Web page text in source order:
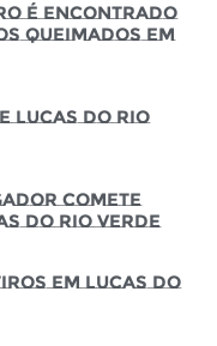
é encontrado
queimados em
do Rio
comete
do Rio Verde
em Lucas do